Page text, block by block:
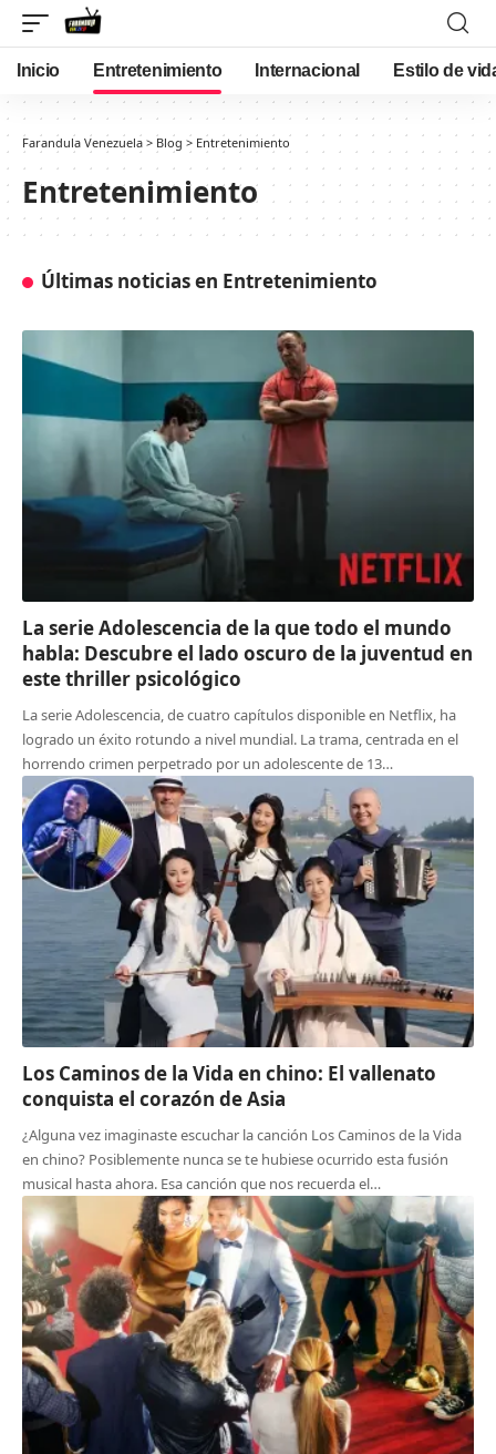
Inicio Entretenimiento Internacional Estilo de
Farandula Venezuela > Blog > Entretenimiento
Entretenimiento
Últimas noticias en Entretenimiento
La serie Adolescencia de la que todo el mundo
habla: Descubre el lado oscuro de la juventud en
este thriller psicológico
La serie Adolescencia, de cuatro capítulos disponible en Netflix, ha
logrado un éxito rotundo a nivel mundial. La trama, centrada en el
horrendo crimen perpetrado por un adolescente de 13…
Los Caminos de la Vida en chino: El vallenato
conquista el corazón de Asia
¿Alguna vez imaginaste escuchar la canción Los Caminos de la Vida
en chino? Posiblemente nunca se te hubiese ocurrido esta fusión
musical hasta ahora. Esa canción que nos recuerda el…